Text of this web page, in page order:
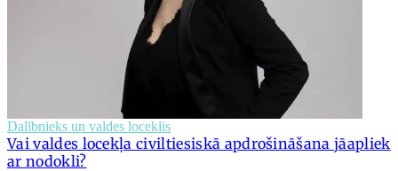
Dalībnieks un valdes loceklis
Vai valdes locekļa civiltiesiskā apdrošināšana jāapliek
ar nodokli?